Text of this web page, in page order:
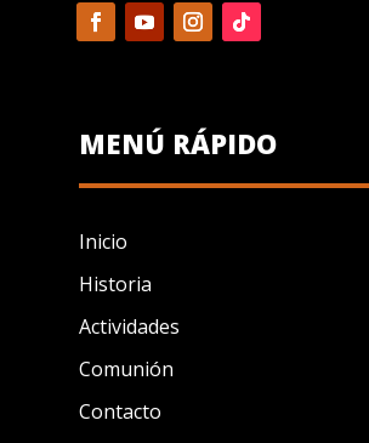
MENÚ RÁPIDO
Inicio
Historia
Actividades
Comunión
Contacto